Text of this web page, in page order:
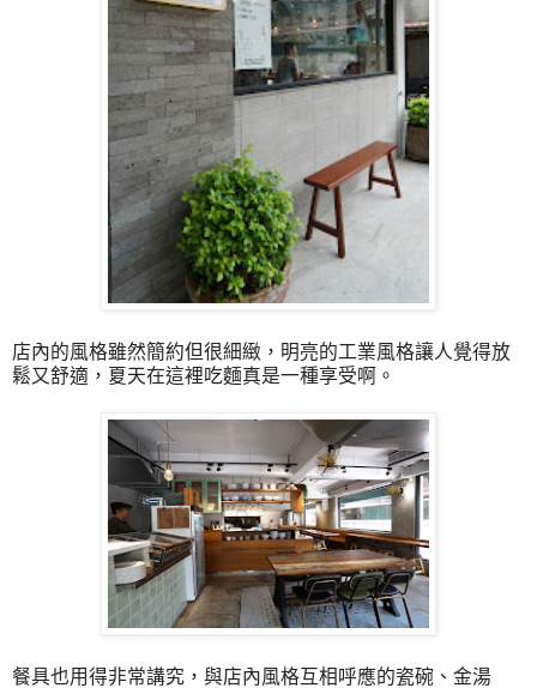
店內的風格雖然簡約但很細緻，明亮的工業風格讓人覺得放
鬆又舒適，夏天在這裡吃麵真是一種享受啊。
餐具也用得非常講究，與店內風格互相呼應的瓷碗、金湯